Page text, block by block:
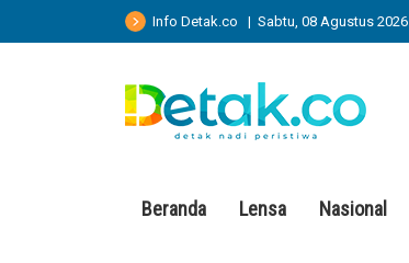
Info Detak.co | Sabtu, 08 Agustus 2026
Beranda Lensa Nasional